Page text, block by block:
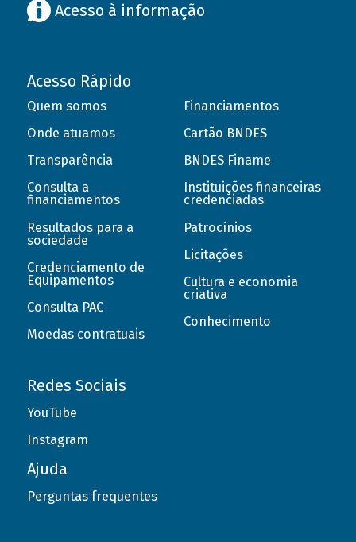
Acesso à informação
Acesso Rápido
Quem somos
Onde atuamos
Transparência
Consulta a
financiamentos
Resultados para a
sociedade
Credenciamento de
Equipamentos
Consulta PAC
Moedas contratuais
Financiamentos
Cartão BNDES
BNDES Finame
Instituições financeiras
credenciadas
Patrocínios
Licitações
Cultura e economia
criativa
Conhecimento
Redes Sociais
YouTube
Instagram
Ajuda
Perguntas frequentes